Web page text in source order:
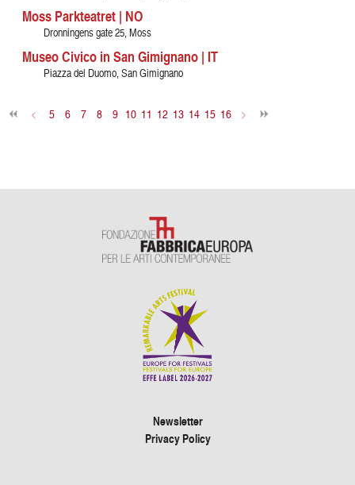
Moss Parkteatret | NO
Dronningens gate 25, Moss
Museo Civico in San Gimignano | IT
Piazza del Duomo, San Gimignano
< 5 6 7 8 9 10 11 12 13 14 15 16 >
Newsletter
Privacy Policy